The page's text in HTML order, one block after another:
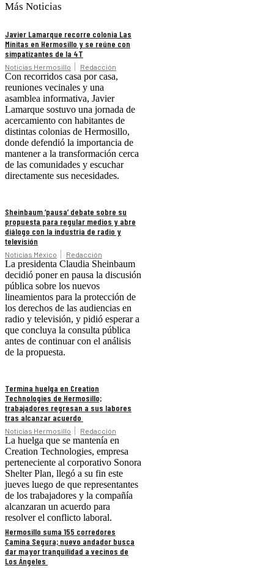
Más Noticias
Javier Lamarque recorre colonia Las
Minitas en Hermosillo y se reúne con
simpatizantes de la 4T
Noticias Hermosillo Redacción
Con recorridos casa por casa,
reuniones vecinales y una
asamblea informativa, Javier
Lamarque sostuvo una jornada de
acercamiento con habitantes de
distintas colonias de Hermosillo,
donde defendió la importancia de
mantener a la transformación cerca
de las comunidades y escuchar
directamente sus necesidades.
Sheinbaum ‘pausa’ debate sobre su
propuesta para regular medios y abre
diálogo con la industria de radio y
televisión
Noticias México Redacción
La presidenta Claudia Sheinbaum
decidió poner en pausa la discusión
pública sobre los nuevos
lineamientos para la protección de
los derechos de las audiencias en
radio y televisión, y pidió esperar a
que concluya la consulta pública
antes de continuar con el análisis
de la propuesta.
Termina huelga en Creation
Technologies de Hermosillo;
trabajadores regresan a sus labores
tras alcanzar acuerdo
Noticias Hermosillo Redacción
La huelga que se mantenía en
Creation Technologies, empresa
perteneciente al corporativo Sonora
Shelter Plan, llegó a su fin este
jueves luego de que representantes
de los trabajadores y la compañía
alcanzaran un acuerdo para
resolver el conflicto laboral.
Hermosillo suma 155 corredores
Camina Segura; nuevo andador busca
dar mayor tranquilidad a vecinos de
Los Ángeles